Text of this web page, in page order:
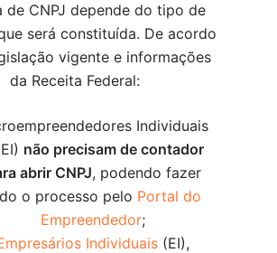
de CNPJ depende do tipo de
será constituída. De acordo
vigente e informações
da Receita Federal:
Individuais
não precisam de contador
abrir CNPJ, podendo fazer
o processo pelo Portal do
Empreendedor;
Individuais (EI),